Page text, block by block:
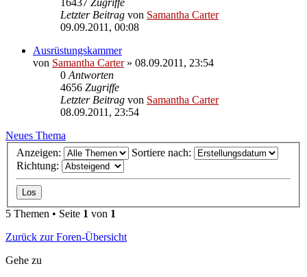
Letzter Beitrag von Samantha Carter
09.09.2011, 00:08
Ausrüstungskammer
von Samantha Carter» 08.09.2011, 23:54
0 Antworten
4656 Zugriffe
Letzter Beitrag von Samantha Carter
08.09.2011, 23:54
Neues Thema
Anzeigen:
Sortiere nach:
Richtung:
5 Themen • Seite 1 von 1
Zurück zur Foren-Übersicht
Gehe zu